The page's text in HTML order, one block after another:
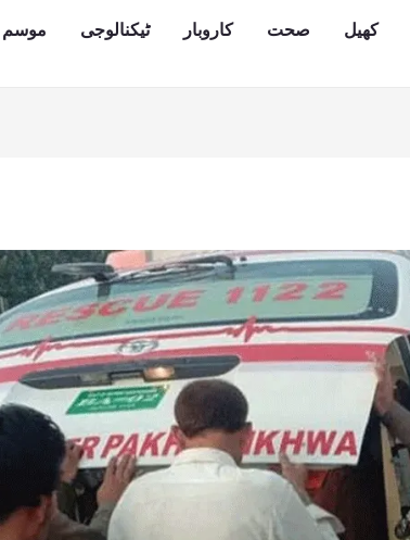
کھیل صحت کاروبار ٹیکنالوجی موسم